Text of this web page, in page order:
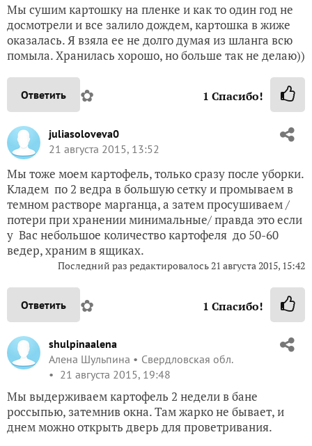
Мы сушим картошку на пленке и как то один год не
досмотрели и все залило дождем, картошка в жиже
оказалась. Я взяла ее не долго думая из шланга всю
помыла. Хранилась хорошо, но больше так не делаю))
Ответить ✿ 1 Спасибо!
juliasoloveva0
21 августа 2015, 13:52
Мы тоже моем картофель, только сразу после уборки.
Кладем по 2 ведра в большую сетку и промываем в
темном растворе марганца, а затем просушиваем /
потери при хранении минимальные/ правда это если
у Вас небольшое количество картофеля до 50-60
ведер, храним в ящиках.
Последний раз редактировалось21 августа 2015, 15:42
Ответить ✿ 1 Спасибо!
shulpinaalena
Алена Шульпина
Свердловская обл.
21 августа 2015, 19:48
Мы выдерживаем картофель 2 недели в бане
россыпью, затемнив окна. Там жарко не бывает, и
днем можно открыть дверь для проветривания.